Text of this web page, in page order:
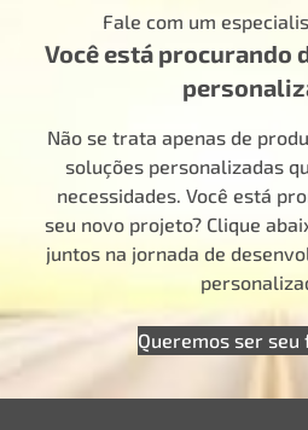
Fale com um
Você está procurando
Não se trata apenas de
soluções personalizadas
necessidades. Você está
seu novo projeto? Clique
juntos na jornada de
Queremos ser